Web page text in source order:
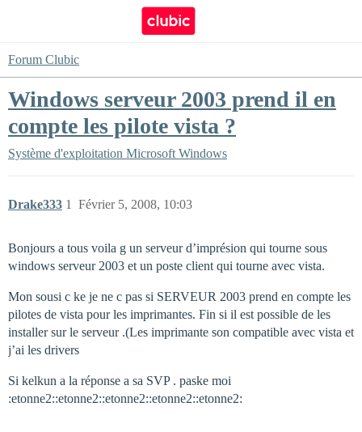
Forum Clubic
Windows serveur 2003 prend il en
compte les pilote vista ?
Système d'exploitation Microsoft Windows
Drake333 Février 5, 2008, 10:03
1
Bonjours a tous voila g un serveur d’imprésion qui tourne sous
windows serveur 2003 et un poste client qui tourne avec vista.
Mon sousi c ke je ne c pas si SERVEUR 2003 prend en compte les
pilotes de vista pour les imprimantes. Fin si il est possible de les
installer sur le serveur .(Les imprimante son compatible avec vista et
j’ai les drivers
Si kelkun a la réponse a sa SVP . paske moi
:etonne2::etonne2::etonne2::etonne2::etonne2: